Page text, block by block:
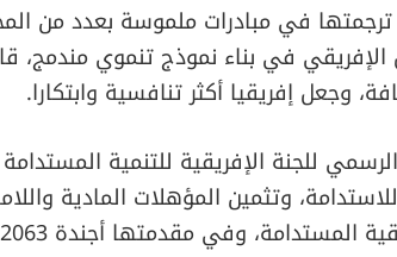
في مبادرات ملموسة بعدد من
الإفريقي في بناء نموذج تنموي
وجعل إفريقيا أكثر تنافسية وابتكارا.
للجنة الإفريقية للتنمية
وتثمين المؤهلات المادية
المستدامة، وفي مقدمتها أجندة 2063.